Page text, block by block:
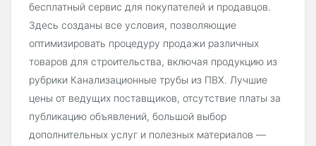
бесплатный сервис для покупателей и продавцов.
Здесь созданы все условия, позволяющие
оптимизировать процедуру продажи различных
товаров для строительства, включая продукцию из
рубрики Канализационные трубы из ПВХ. Лучшие
цены от ведущих поставщиков, отсутствие платы за
публикацию объявлений, большой выбор
дополнительных услуг и полезных материалов —